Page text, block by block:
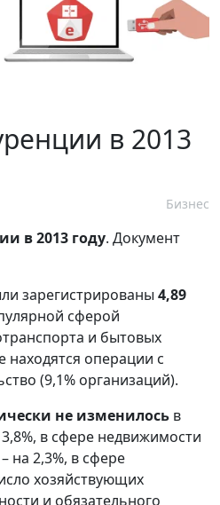
в 2013
Бизнес
в 2013 году. Документ
зарегистрированы 4,89
сферой
и бытовых
находятся операции с
(9,1% организаций).
не изменилось в
в сфере недвижимости
на 2,3%, в сфере
хозяйствующих
и обязательного